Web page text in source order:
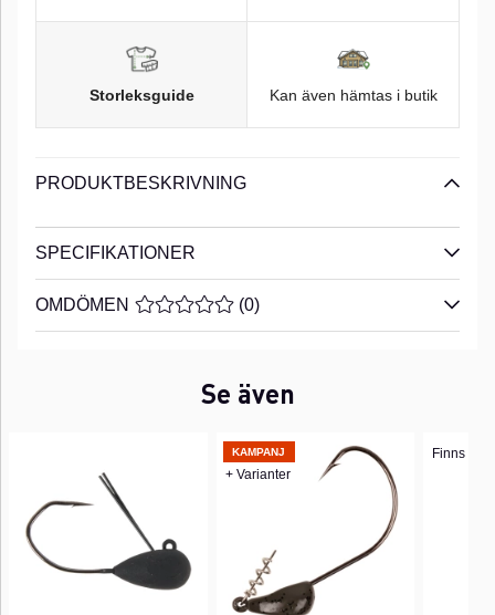
Storleksguide Kan även hämtas i butik
PRODUKTBESKRIVNING
SPECIFIKATIONER
OMDÖMEN MEDELBETYG 0 AV 5 ANTAL BETYG 0
(0)
Se även
KAMPANJ
+ Varianter
Finns i